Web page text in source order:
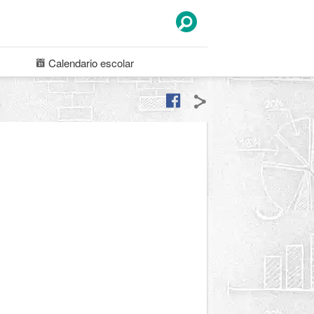
Calendarioescolar